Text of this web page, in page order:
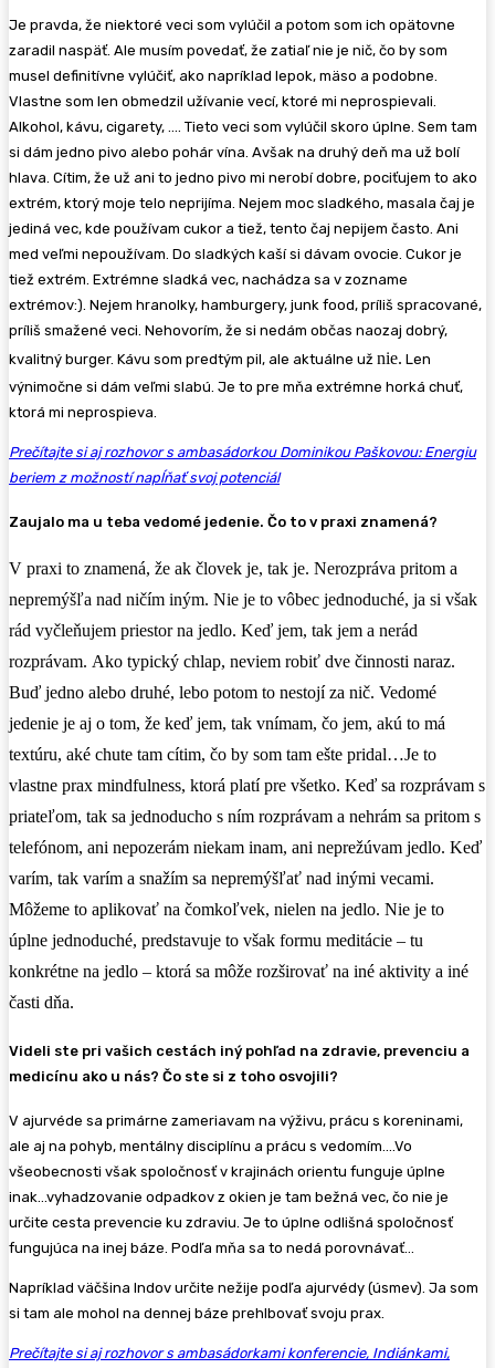
Je pravda, že niektoré veci som vylúčil a potom som ich opätovne
zaradil naspäť. Ale musím povedať, že zatiaľ nie je nič, čo by som
musel definitívne vylúčiť, ako napríklad lepok, mäso a podobne.
Vlastne som len obmedzil užívanie vecí, ktoré mi neprospievali.
Alkohol, kávu, cigarety, …. Tieto veci som vylúčil skoro úplne. Sem tam
si dám jedno pivo alebo pohár vína. Avšak na druhý deň ma už bolí
hlava. Cítim, že už ani to jedno pivo mi nerobí dobre, pociťujem to ako
extrém, ktorý moje telo neprijíma. Nejem moc sladkého, masala čaj je
jediná vec, kde používam cukor a tiež, tento čaj nepijem často. Ani
med veľmi nepoužívam. Do sladkých kaší si dávam ovocie. Cukor je
tiež extrém. Extrémne sladká vec, nachádza sa v zozname
extrémov:). Nejem hranolky, hamburgery, junk food, príliš spracované,
príliš smažené veci. Nehovorím, že si nedám občas naozaj dobrý,
kvalitný burger. Kávu som predtým pil, ale aktuálne už nie. Len
výnimočne si dám veľmi slabú. Je to pre mňa extrémne horká chuť,
ktorá mi neprospieva.
Prečítajte si aj rozhovor s ambasádorkou Dominikou Paškovou: Energiu
beriem z možností napĺňať svoj potenciál
Zaujalo ma u teba vedomé jedenie. Čo to v praxi znamená?
V praxi to znamená, že ak človek je, tak je. Nerozpráva pritom a
nepremýšľa nad ničím iným. Nie je to vôbec jednoduché, ja si však
rád vyčleňujem priestor na jedlo. Keď jem, tak jem a nerád
rozprávam. Ako typický chlap, neviem robiť dve činnosti naraz.
Buď jedno alebo druhé, lebo potom to nestojí za nič. Vedomé
jedenie je aj o tom, že keď jem, tak vnímam, čo jem, akú to má
textúru, aké chute tam cítim, čo by som tam ešte pridal…Je to
vlastne prax mindfulness, ktorá platí pre všetko. Keď sa rozprávam s
priateľom, tak sa jednoducho s ním rozprávam a nehrám sa pritom s
telefónom, ani nepozerám niekam inam, ani neprežúvam jedlo. Keď
varím, tak varím a snažím sa nepremýšľať nad inými vecami.
Môžeme to aplikovať na čomkoľvek, nielen na jedlo. Nie je to
úplne jednoduché, predstavuje to však formu meditácie – tu
konkrétne na jedlo – ktorá sa môže rozširovať na iné aktivity a iné
časti dňa.
Videli ste pri vašich cestách iný pohľad na zdravie, prevenciu a
medicínu ako u nás? Čo ste si z toho osvojili?
V ajurvéde sa primárne zameriavam na výživu, prácu s koreninami,
ale aj na pohyb, mentálny disciplínu a prácu s vedomím….Vo
všeobecnosti však spoločnosť v krajinách orientu funguje úplne
inak…vyhadzovanie odpadkov z okien je tam bežná vec, čo nie je
určite cesta prevencie ku zdraviu. Je to úplne odlišná spoločnosť
fungujúca na inej báze. Podľa mňa sa to nedá porovnávať…
Napríklad väčšina Indov určite nežije podľa ajurvédy (úsmev). Ja som
si tam ale mohol na dennej báze prehlbovať svoju prax.
Prečítajte si aj rozhovor s ambasádorkami konferencie, Indiánkami,